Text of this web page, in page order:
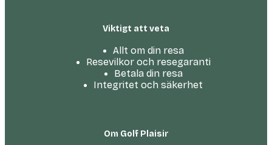
Viktigt att veta
Allt om din resa
Resevilkor och resegaranti
Betala din resa
Integritet och säkerhet
Om Golf Plaisir